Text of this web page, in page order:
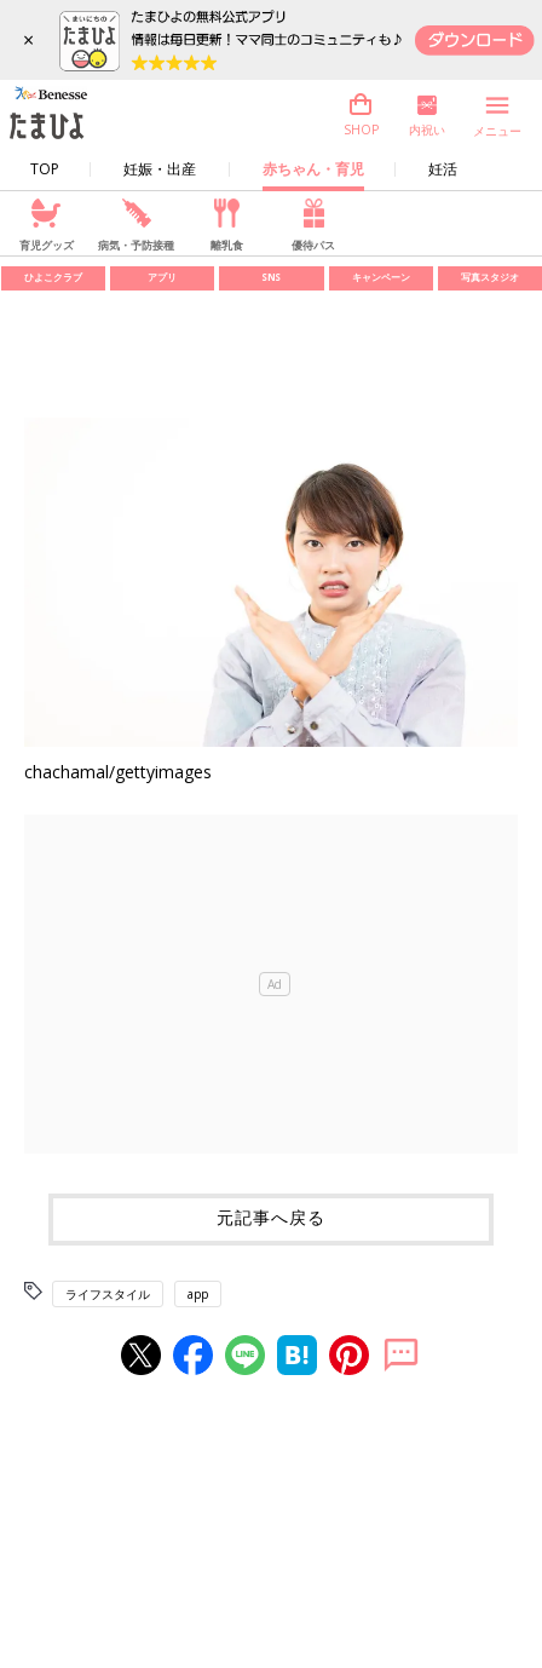
×
TOP 妊娠・出産 赤ちゃん・育児 妊活
SHOP 内祝い メニュー
育児グッズ 病気・予防接種 離乳食 優待パス
ひよこクラブ アプリ SNS キャンペーン 写真スタジオ
chachamal/gettyimages
元記事へ戻る
ライフスタイル app